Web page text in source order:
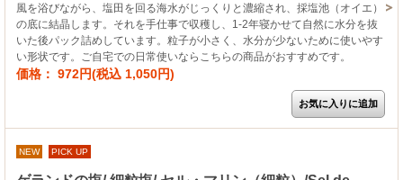
風を浴びながら、塩田を回る海水がじっくりと濃縮され、採塩池（オイエ）
の底に結晶します。それを手仕事で収穫し、1-2年寝かせて自然に水分を抜
いた後パック詰めしています。粒子が小さく、水分が少ないために使いやす
い形状です。ご自宅での日常使いならこちらの商品がおすすめです。
価格： 972円(税込 1,050円)
NEW PICK UP